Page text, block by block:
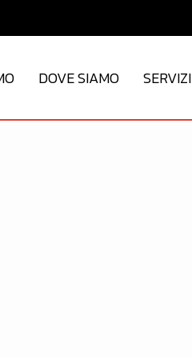
DOVE SIAMO SERVIZI